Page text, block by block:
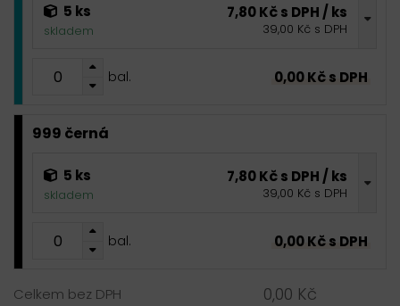
5 ks
skladem
7,80 Kč s DPH / ks
39,00 Kč s DPH
bal. 0,00 Kč s DPH
999 černá
5 ks
skladem
7,80 Kč s DPH / ks
39,00 Kč s DPH
bal. 0,00 Kč s DPH
Celkem bez DPH 0,00 Kč